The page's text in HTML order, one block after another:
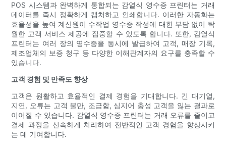
POS 시스템과 완벽하게 통합되는 감열식 영수증 프린터는 거래
데이터를 즉시 정확하게 캡처하고 인쇄합니다. 이러한 자동화는
효율성을 높여 계산원이 수작업 영수증 작성에 대한 부담 없이 탁
월한 고객 서비스 제공에 집중할 수 있도록 합니다. 또한, 감열식
프린터는 여러 장의 영수증을 동시에 발급하여 고객, 매장 기록,
제조업체의 보증 청구 등 다양한 이해관계자의 요구를 충족할 수
있습니다.
고객 경험 및 만족도 향상
고객은 원활하고 효율적인 결제 경험을 기대합니다. 긴 대기열,
지연, 오류는 고객 불만, 조급함, 심지어 충성 고객을 잃는 결과로
이어질 수 있습니다. 감열식 영수증 프린터는 거래 오류를 줄이고
결제 과정을 신속하게 처리하여 전반적인 고객 경험을 향상시키
는 데 기여합니다.